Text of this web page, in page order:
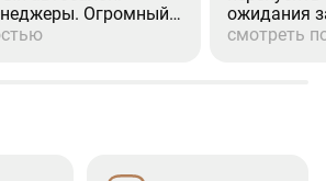
Огромный
(Александр.
ожидания
процедуры
смотреть